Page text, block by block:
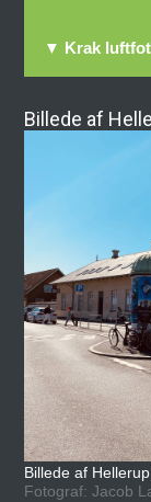
▼ Krak
Billede af
Billede af
Fotograf: Jacob